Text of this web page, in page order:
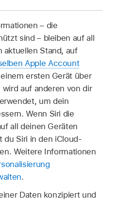
– die
sind – bleiben auf all
aktuellen Stand, auf
Apple Account
ersten Gerät über
auf anderen von dir
um dein
Wenn Siri die
all deinen Geräten
du Siri in den iCloud-
Weitere Informationen
.
Daten konzipiert und